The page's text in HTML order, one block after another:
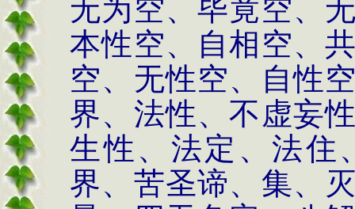
无为空、毕竟空、
本性空、自相空、
空、无性空、自性
界、法性、不虚妄
生性、法定、法住
界、苦圣谛、集、